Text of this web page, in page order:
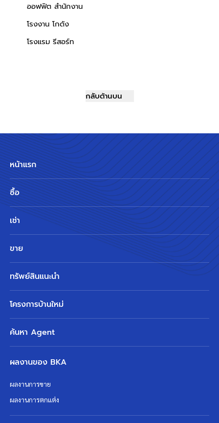
ออฟฟิต สำนักงาน
โรงงาน โกดัง
โรงแรม รีสอร์ท
กลับด้านบน
หน้าแรก
ซื้อ
เช่า
ขาย
ทรัพย์สินแนะนำ
โครงการบ้านใหม่
ค้นหา Agent
ผลงานของ BKA
ผลงานการขาย
ผลงานการตกแต่ง